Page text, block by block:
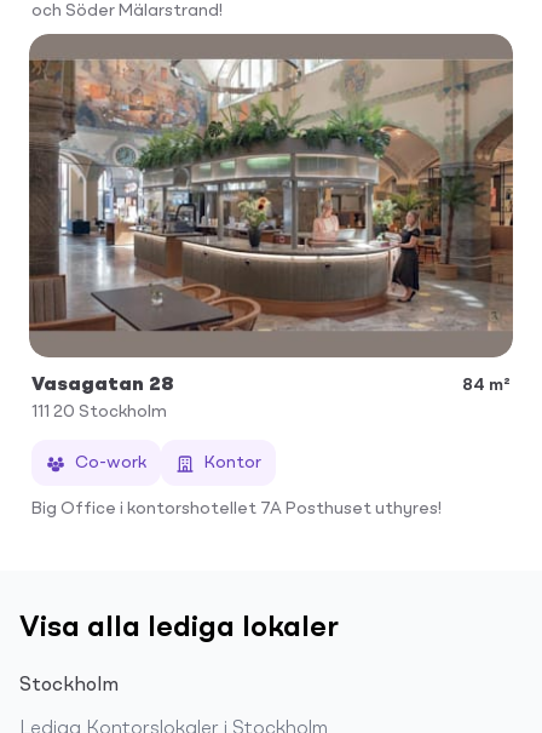
och Söder Mälarstrand!
Vasagatan 28
84 m²
111 20 Stockholm
Co-work Kontor
Big Office i kontorshotellet 7A Posthuset uthyres!
Visa alla lediga lokaler
Stockholm
Lediga Kontorslokaler i Stockholm